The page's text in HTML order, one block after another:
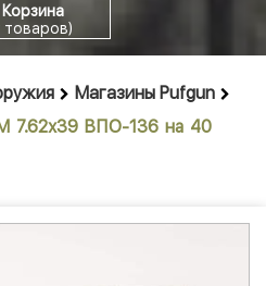
Корзина
товаров)
Магазины Pufgun
7.62x39 ВПО-136 на 40